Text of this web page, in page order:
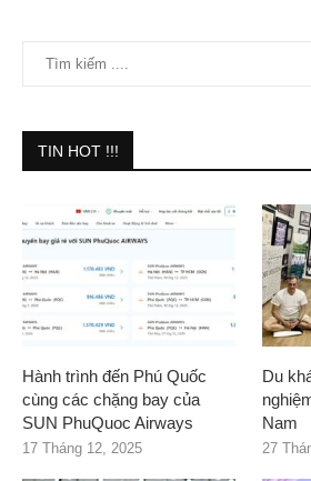
TIN HOT !!!
Hành trình đến Phú Quốc
cùng các chặng bay của
SUN PhuQuoc Airways
17 Tháng 12, 2025
Du
Nam
27